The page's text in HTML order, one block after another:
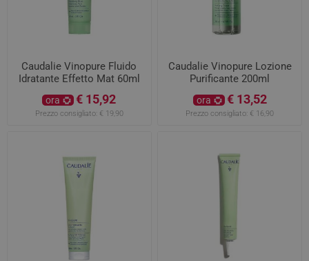
Caudalie Vinopure Fluido
Idratante Effetto Mat 60ml
ora € 15,92
Prezzo consigliato: € 19,90
Caudalie Vinopure Lozione
Purificante 200ml
ora € 13,52
Prezzo consigliato: € 16,90